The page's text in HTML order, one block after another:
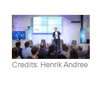
Credits: Henrik Andree